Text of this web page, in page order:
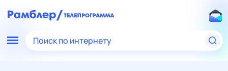
Поиск по интернету